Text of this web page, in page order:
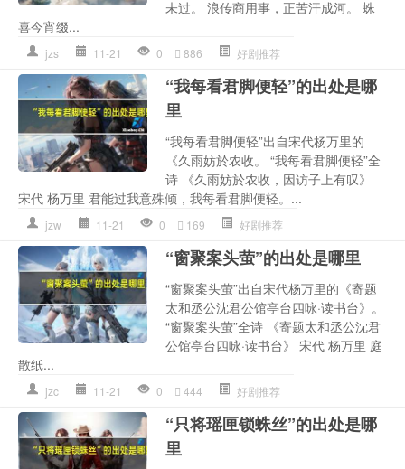
未过。 浪传商用事，正苦汗成河。 蛛
喜今宵缀...
jzs 11-21 0 886 好剧推荐
“我每看君脚便轻”的出处是哪
里
“我每看君脚便轻”出自宋代杨万里的
《久雨妨於农收。 “我每看君脚便轻”全
诗 《久雨妨於农收，因访子上有叹》
宋代 杨万里 君能过我意殊倾，我每看君脚便轻。...
jzw 11-21 0 169 好剧推荐
“窗聚案头萤”的出处是哪里
“窗聚案头萤”出自宋代杨万里的《寄题
太和丞公沈君公馆亭台四咏·读书台》。
“窗聚案头萤”全诗 《寄题太和丞公沈君
公馆亭台四咏·读书台》 宋代 杨万里 庭
散纸...
jzc 11-21 0 444 好剧推荐
“只将瑶匣锁蛛丝”的出处是哪
里